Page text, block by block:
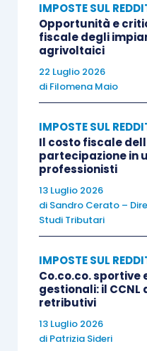
avvocati).
Tornando al
entrate, nel corso
specializzata, è
richiamo all’articolo 4,
D. Lgs. 128/2015, è
sistema di
regime opzionale
quanto previsto
capire se la
professionista per
sarà, come ci si
impegnativa
nell’ articolo 4, D.Lgs.
IMPOSTE SUL
Opportunità e
fiscale degli
agrivoltaici
22 Luglio 2026
di Filomena Maio
IMPOSTE SUL
Il costo fiscale
partecipazione in
professionisti
13 Luglio 2026
di Sandro Cerato –
Studi Tributari
IMPOSTE SUL
Co.co.co.
gestionali: il
retributivi
13 Luglio 2026
di Patrizia Sideri